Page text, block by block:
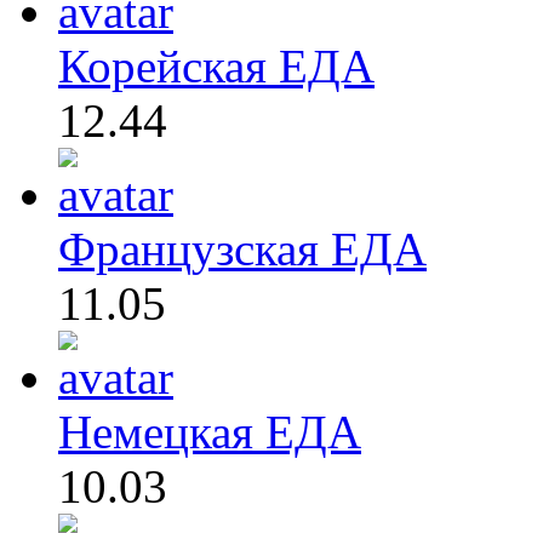
Корейская ЕДА
12.44
Французская ЕДА
11.05
Немецкая ЕДА
10.03